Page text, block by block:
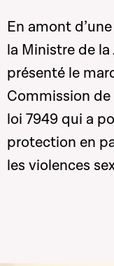
En amont d’une
la Ministre de la
présenté le
Commission
loi 7949 qui a
protection en
les violences